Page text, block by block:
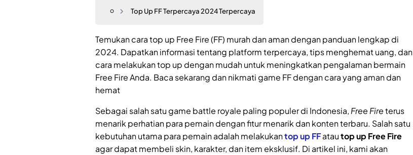
Top Up FF Terpercaya 2024 Terpercaya
Temukan cara top up Free Fire (FF) murah dan aman dengan panduan lengkap di
2024. Dapatkan informasi tentang platform terpercaya, tips menghemat uang, dan
cara melakukan top up dengan mudah untuk meningkatkan pengalaman bermain
Free Fire Anda. Baca sekarang dan nikmati game FF dengan cara yang aman dan
hemat
Sebagai salah satu game battle royale paling populer di Indonesia, Free Fireterus
menarik perhatian para pemain dengan fitur menarik dan konten terbaru. Salah satu
kebutuhan utama para pemain adalah melakukantop up FFatautop up Free Fire
agar dapat membeli skin, karakter, dan item eksklusif. Di artikel ini, kami akan